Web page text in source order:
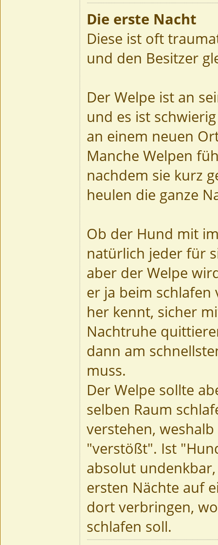
Die erste Nacht
Diese ist oft
und den Besitzer
Der Welpe ist an
und es ist
an einem neuen
Manche Welpen
nachdem sie kurz
heulen die ganze
Ob der Hund mit
natürlich jeder für
aber der Welpe
er ja beim schlafen
her kennt, sicher
Nachtruhe
dann am
muss.
Der Welpe sollte
selben Raum
verstehen,
"verstößt". Ist
absolut
ersten Nächte auf
dort verbringen,
schlafen soll.